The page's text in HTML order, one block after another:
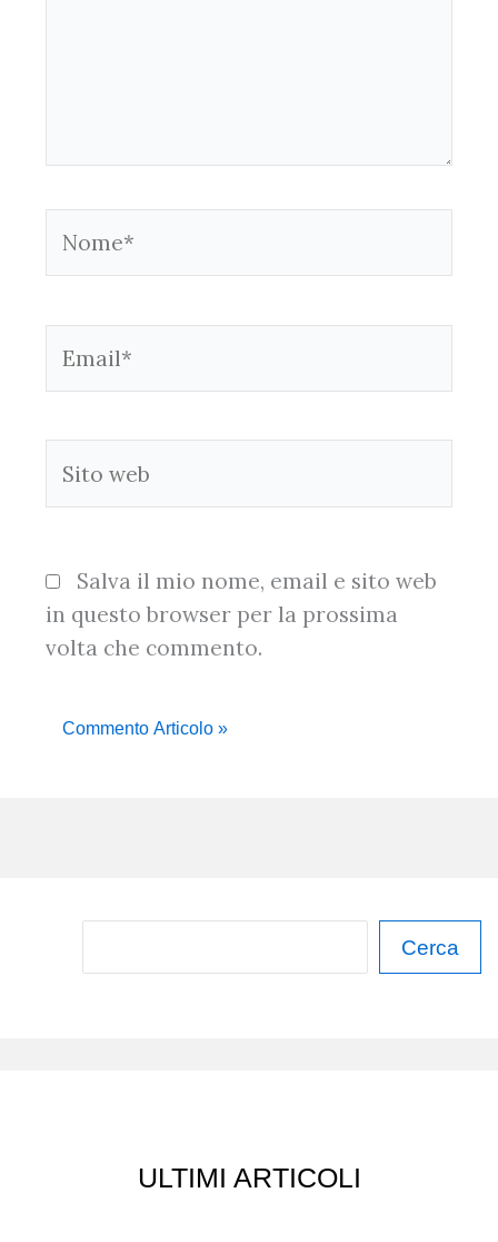
web
Salva il mio nome, email e sito web
in questo browser per la prossima
volta che commento.
Cerca
ULTIMI ARTICOLI